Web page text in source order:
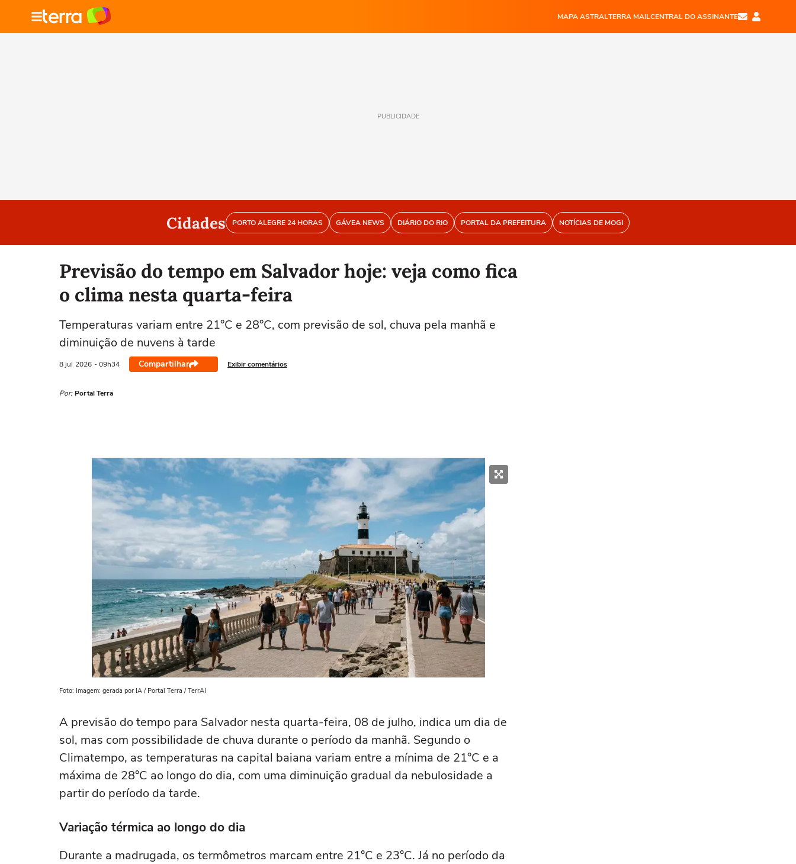
MAPA ASTRALTERRA MAILCENTRAL DO ASSINANTE
PUBLICIDADE
Cidades PORTO ALEGRE 24 HORAS GÁVEA NEWS DIÁRIO DO RIO PORTAL DA PREFEITURA NOTÍCIAS DE MOGI
Previsão do tempo em Salvador hoje: veja como fica
o clima nesta quarta-feira
Temperaturas variam entre 21°C e 28°C, com previsão de sol, chuva pela manhã e
diminuição de nuvens à tarde
8 jul 2026 - 09h34 Compartilhar Exibir comentários
Por: Portal Terra
Foto: Imagem: gerada por IA / Portal Terra / TerrAI
A previsão do tempo para Salvador nesta quarta-feira, 08 de julho, indica um dia de
sol, mas com possibilidade de chuva durante o período da manhã. Segundo o
Climatempo, as temperaturas na capital baiana variam entre a mínima de 21°C e a
máxima de 28°C ao longo do dia, com uma diminuição gradual da nebulosidade a
partir do período da tarde.
Variação térmica ao longo do dia
Durante a madrugada, os termômetros marcam entre 21°C e 23°C. Já no período da